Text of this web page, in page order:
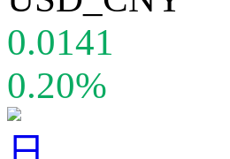
0.0141
0.20%